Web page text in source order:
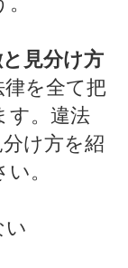
見分け方
を全て把
す。違法
け方を紹
。
い